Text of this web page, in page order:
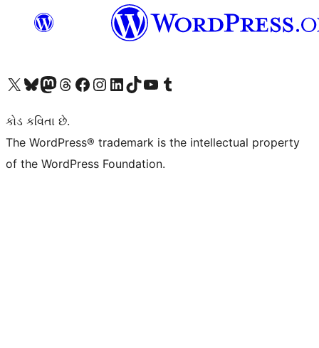
અમારા X (અગાઉ ટ્વિટર) એકાઉન્ટની મુલાકાત લોઅમારા Bluesky એકાઉન્ટની મુલાકાત લોઅમારા માસ્ટોડોન એકાઉન્ટની મુલાકાત લોઅમારા Threads એકાઉન્ટની મુલાકાત લો અમારા ફેસબુક પેજની મુલાકાત લોઅમારા ઇન્સ્ટાગ્રામ એકાઉન્ટની મુલાકાત લો અમારા LinkedIn એકાઉન્ટની મુલાકાત લોઅમારા TikTok એકાઉન્ટની મુલાકાત લોઅમારી YouTube ચેનલની મુલાકાત લો અમારા Tumblr એકાઉન્ટની મુલાકાત લો
કોડ કવિતા છે.
The WordPress® trademark is the intellectual property
of the WordPress Foundation.